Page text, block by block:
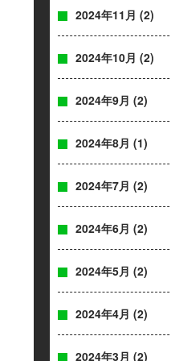
2024年11月 (2)
2024年10月 (2)
2024年9月 (2)
2024年8月 (1)
2024年7月 (2)
2024年6月 (2)
2024年5月 (2)
2024年4月 (2)
2024年3月 (2)